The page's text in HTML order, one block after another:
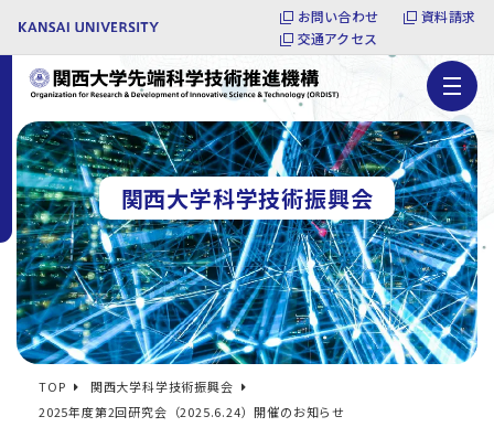
お問い合わせ
資料請求
交通アクセス
関西大学科学技術振興会
TOP
関西大学科学技術振興会
2025年度第2回研究会（2025.6.24）開催のお知らせ